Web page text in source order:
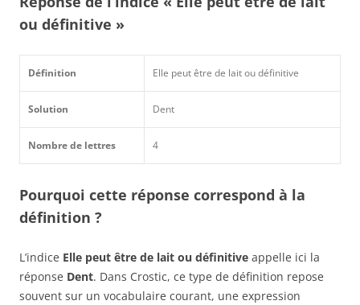
ou définitive »
Définition Elle peut être de lait ou définitive
Solution Dent
Nombre de lettres 4
Pourquoi cette réponse correspond à la
définition ?
L’indice Elle peut être de lait ou définitive appelle ici la
réponse Dent. Dans Crostic, ce type de définition repose
souvent sur un vocabulaire courant, une expression